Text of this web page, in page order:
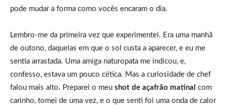
pode mudar a forma como vocês encaram o dia.
Lembro-me da primeira vez que experimentei. Era uma manhã
de outono, daquelas em que o sol custa a aparecer, e eu me
sentia arrastada. Uma amiga naturopata me indicou, e,
confesso, estava um pouco cética. Mas a curiosidade de chef
falou mais alto. Preparei o meu shot de açafrão matinal com
carinho, tomei de uma vez, e o que senti foi uma onda de calor